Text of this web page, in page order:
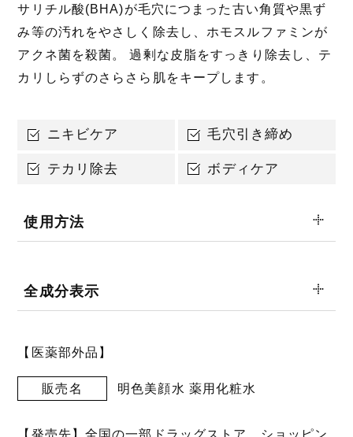
サリチル酸(BHA)が毛穴につまった古い角質や黒ず
み等の汚れをやさしく除去し、ホモスルファミンが
アクネ菌を殺菌。 過剰な皮脂をすっきり除去し、テ
カリしらずのさらさら肌をキープします。
ニキビケア 毛穴引き締め
テカリ除去 ボディケア
使用方法
全成分表示
【医薬部外品】
販売名 明色美顔水 薬用化粧水
【発売先】全国の一部ドラッグストア、ショッピン